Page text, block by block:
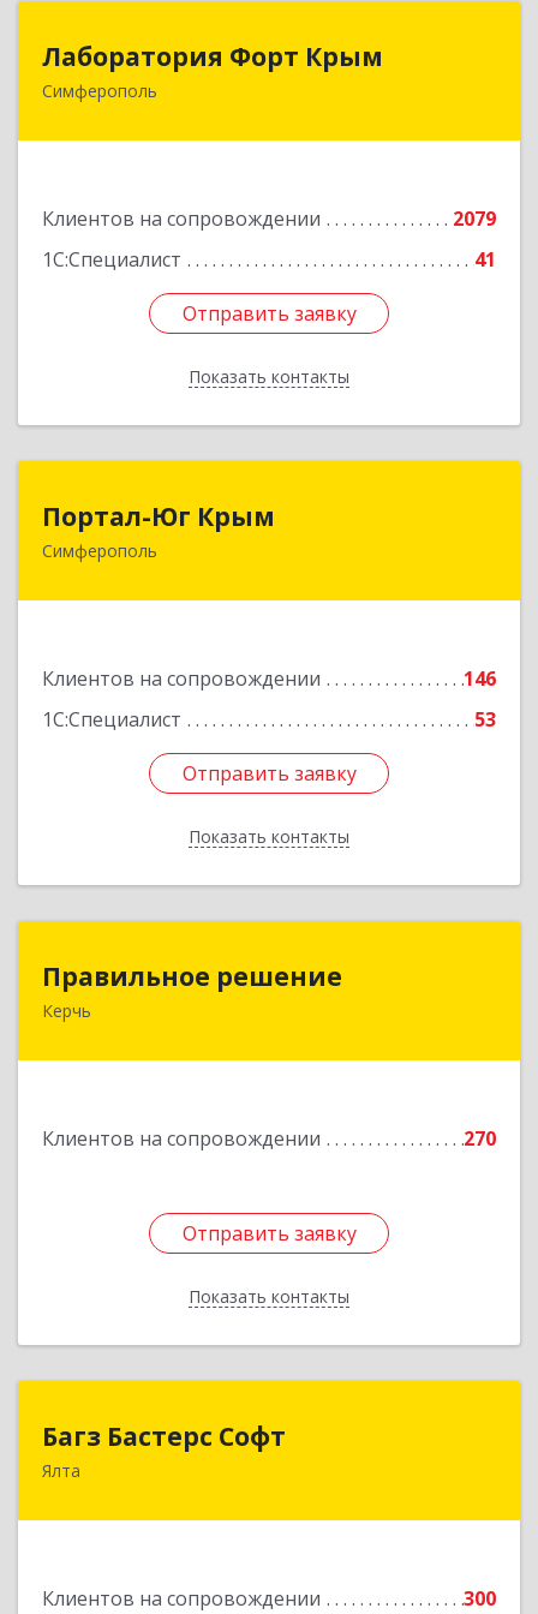
Лаборатория Форт Крым
Симферополь
Клиентов на сопровождении
2079
1С:Специалист
41
Отправить заявку
Показать контакты
295034, Крым Респ, Симферополь г, Киевская
Отправить заявку
Назад
Портал-Юг Крым
Симферополь
Клиентов на сопровождении
146
1С:Специалист
53
Отправить заявку
Показать контакты
295015, Крым Респ, Симферополь г, Козлова ул,
Отправить заявку
Назад
Правильное решение
Керчь
Клиентов на сопровождении 270
Отправить заявку
Показать контакты
298330, Крым Респ, Керчь г, Адмиралтейский
Отправить заявку
Назад
Багз Бастерс Софт
Ялта
Клиентов на сопровождении
300
Багз Бастерс Софт
298603, Крым Респ, Ялта г, Свердлова ул, дом №